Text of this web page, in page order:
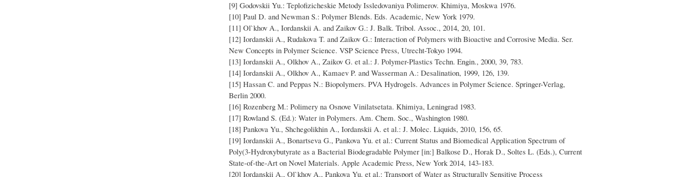
[9] Godovskii Yu.: Teplofizicheskie Metody Issledovaniya Polimerov. Khimiya, Moskwa 1976.
[10] Paul D. and Newman S.: Polymer Blends. Eds. Academic, New York 1979.
[11] Ol`khov A., Iordanskii A. and Zaikov G.: J. Balk. Tribol. Assoc., 2014, 20, 101.
[12] Iordanskii A., Rudakova T. and Zaikov G.: Interaction of Polymers with Bioactive and Corrosive Media. Ser.
New Concepts in Polymer Science. VSP Science Press, Utrecht-Tokyo 1994.
[13] Iordanskii A., Olkhov A., Zaikov G. et al.: J. Polymer-Plastics Techn. Engin., 2000, 39, 783.
[14] Iordanskii A., Olkhov A., Kamaev P. and Wasserman A.: Desalination, 1999, 126, 139.
[15] Hassan C. and Peppas N.: Biopolymers. PVA Hydrogels. Advances in Polymer Science. Springer-Verlag,
Berlin 2000.
[16] Rozenberg M.: Polimery na Osnove Vinilatsetata. Khimiya, Leningrad 1983.
[17] Rowland S. (Ed.): Water in Polymers. Am. Chem. Soc., Washington 1980.
[18] Pankova Yu., Shchegolikhin A., Iordanskii A. et al.: J. Molec. Liquids, 2010, 156, 65.
[19] Iordanskii A., Bonartseva G., Pankova Yu. et al.: Current Status and Biomedical Application Spectrum of
Poly(3-Hydroxybutyrate as a Bacterial Biodegradable Polymer [in:] Balkose D., Horak D., Soltes L. (Eds.), Current
State-of-the-Art on Novel Materials. Apple Academic Press, New York 2014, 143-183.
[20] Iordanskii A., Ol`khov A., Pankova Yu. et al.: Transport of Water as Structurally Sensitive Process